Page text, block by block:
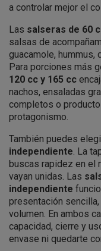
a controlar mejor el
Las salseras de 60
salsas de
guacamole, hummus,
Para porciones más
120 cc y 165 cc
nachos, ensaladas
completos o
protagonismo.
También puedes
independiente. La
buscas rapidez en el
vayan unidas. Las
independiente
presentación
volumen. En ambos
capacidad, cierre y
envase ni quedarte